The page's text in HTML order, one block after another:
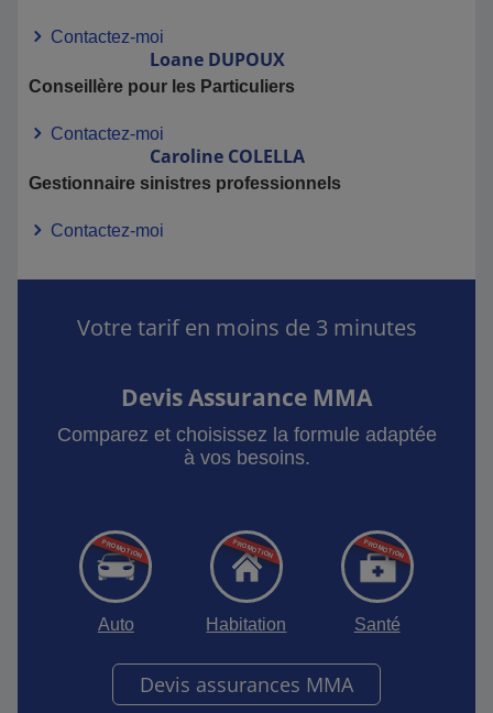
Contactez-moi
Loane DUPOUX
Conseillère pour les Particuliers
Contactez-moi
Caroline COLELLA
Gestionnaire sinistres professionnels
Contactez-moi
Votre tarif en moins de 3 minutes
Devis Assurance MMA
Comparez et choisissez la formule adaptée
à vos besoins.
Auto Habitation Santé
Devis assurances MMA